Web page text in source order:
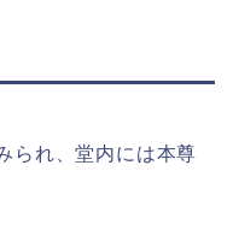
られ、堂内には本尊